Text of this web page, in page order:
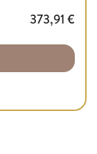
373,91 €